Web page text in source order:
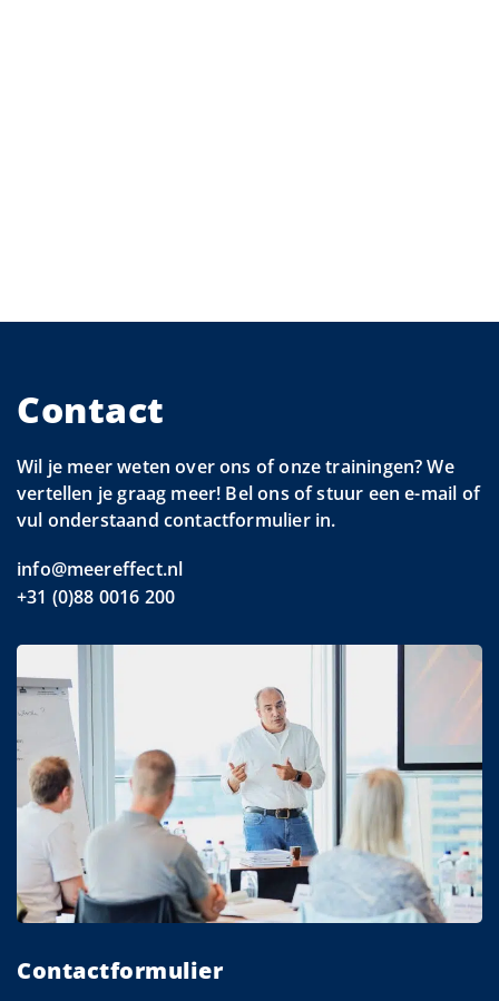
Contact
Wil je meer weten over ons of onze trainingen? We
vertellen je graag meer! Bel ons of stuur een e-mail of
vul onderstaand contactformulier in.
info@meereffect.nl
+31 (0)88 0016 200
Contactformulier